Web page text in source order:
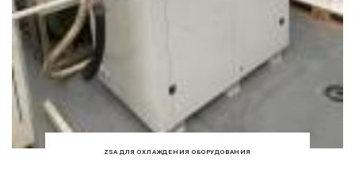
ZSA ДЛЯ ОХЛАЖДЕНИЯ ОБОРУДОВАНИЯ